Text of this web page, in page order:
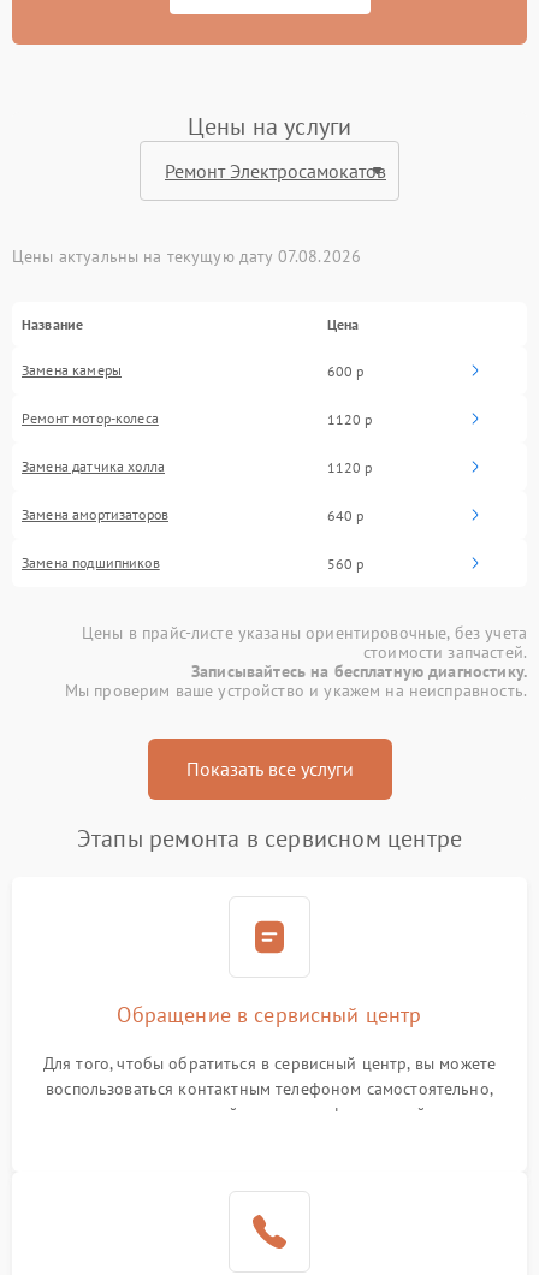
Цены на услуги
Цены актуальны на текущую дату 07.08.2026
Название Цена
Замена камеры 600 р
Ремонт мотор-колеса 1120 р
Замена датчика холла 1120 р
Замена амортизаторов 640 р
Замена подшипников 560 р
Цены в прайс-листе указаны ориентировочные, без учета
стоимости запчастей.
Записывайтесь на бесплатную диагностику.
Мы проверим ваше устройство и укажем на неисправность.
Показать все услуги
Этапы ремонта в сервисном центре
Обращение в сервисный центр
Для того, чтобы обратиться в сервисный центр, вы можете
воспользоваться контактным телефоном самостоятельно,
или оставить свой номер телефона на сайте